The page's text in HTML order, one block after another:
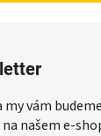
vám
našem e-